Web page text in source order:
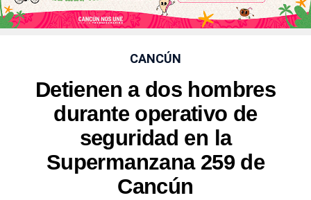
CANCÚN
Detienen a dos hombres
durante operativo de
seguridad en la
Supermanzana 259 de
Cancún